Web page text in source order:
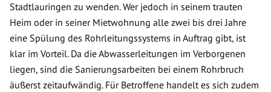
Stadtlauringen zu wenden. Wer jedoch in seinem trauten
Heim oder in seiner Mietwohnung alle zwei bis drei Jahre
eine Spülung des Rohrleitungssystems in Auftrag gibt, ist
klar im Vorteil. Da die Abwasserleitungen im Verborgenen
liegen, sind die Sanierungsarbeiten bei einem Rohrbruch
äußerst zeitaufwändig. Für Betroffene handelt es sich zudem